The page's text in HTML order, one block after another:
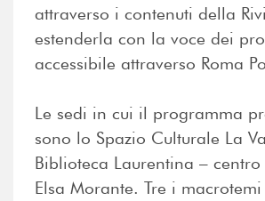
attraverso i contenuti della
estenderla con la voce dei
accessibile attraverso Roma
Le sedi in cui il programma
sono lo Spazio Culturale La
Biblioteca Laurentina –
Elsa Morante. Tre i